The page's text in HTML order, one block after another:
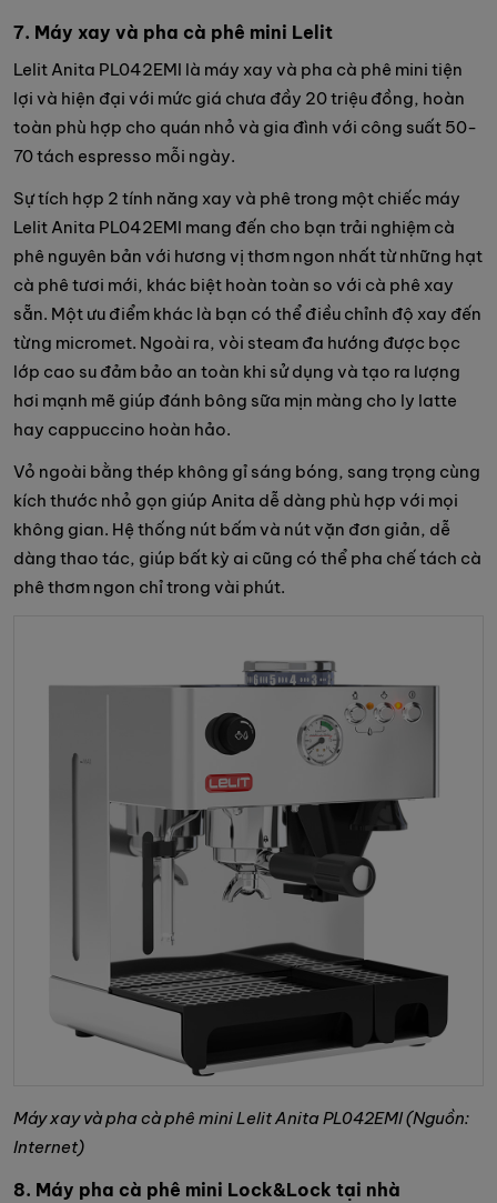
7. Máy xay và pha cà phê mini Lelit
Lelit Anita PL042EMI là máy xay và pha cà phê mini tiện
lợi và hiện đại với mức giá chưa đầy 20 triệu đồng, hoàn
toàn phù hợp cho quán nhỏ và gia đình với công suất 50-
70 tách espresso mỗi ngày.
Sự tích hợp 2 tính năng xay và phê trong một chiếc máy
Lelit Anita PL042EMI mang đến cho bạn trải nghiệm cà
phê nguyên bản với hương vị thơm ngon nhất từ những hạt
cà phê tươi mới, khác biệt hoàn toàn so với cà phê xay
sẵn. Một ưu điểm khác là bạn có thể điều chỉnh độ xay đến
từng micromet. Ngoài ra, vòi steam đa hướng được bọc
lớp cao su đảm bảo an toàn khi sử dụng và tạo ra lượng
hơi mạnh mẽ giúp đánh bông sữa mịn màng cho ly latte
hay cappuccino hoàn hảo.
Vỏ ngoài bằng thép không gỉ sáng bóng, sang trọng cùng
kích thước nhỏ gọn giúp Anita dễ dàng phù hợp với mọi
không gian. Hệ thống nút bấm và nút vặn đơn giản, dễ
dàng thao tác, giúp bất kỳ ai cũng có thể pha chế tách cà
phê thơm ngon chỉ trong vài phút.
Máy xay và pha cà phê mini Lelit Anita PL042EMI (Nguồn:
Internet)
8. Máy pha cà phê mini Lock&Lock tại nhà